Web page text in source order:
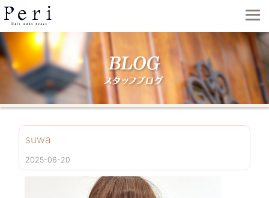
suwa
2025-06-20